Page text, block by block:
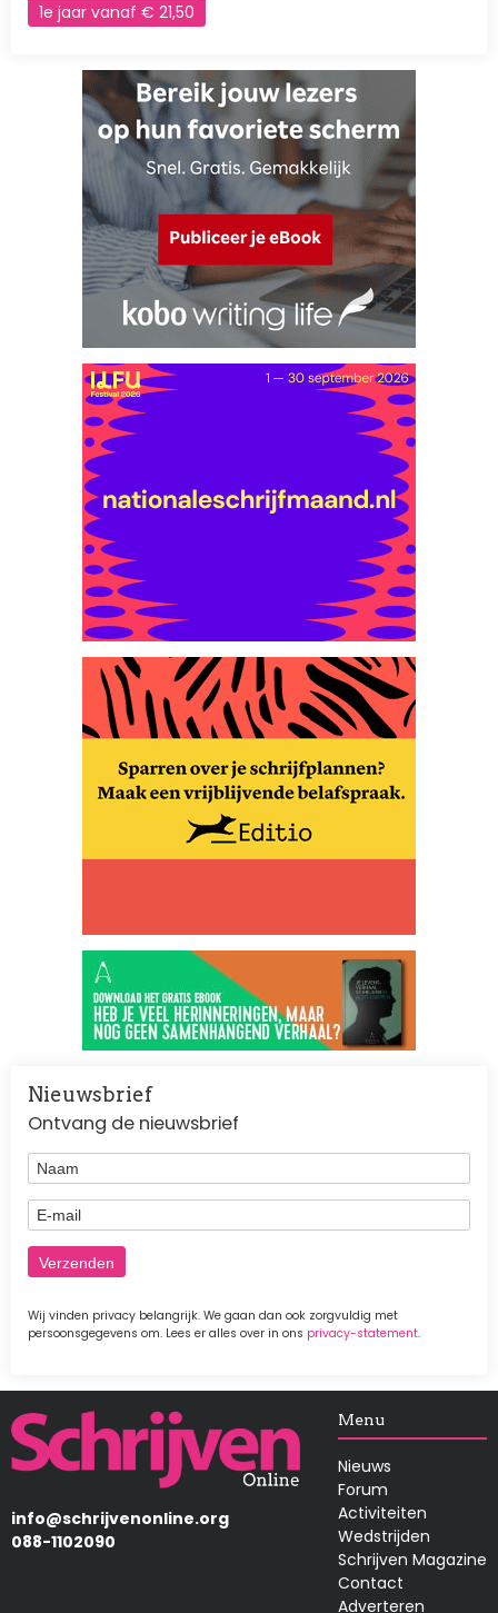
1e jaar vanaf € 21,50
Nieuwsbrief
Ontvang de nieuwsbrief
Naam
E-mail
Wij vinden privacy belangrijk. We gaan dan ook zorgvuldig met
persoonsgegevens om. Lees er alles over in ons privacy-statement.
Afbeelding
info@schrijvenonline.org
088-1102090
Menu
Nieuws
Forum
Activiteiten
Wedstrijden
Schrijven Magazine
Contact
Adverteren